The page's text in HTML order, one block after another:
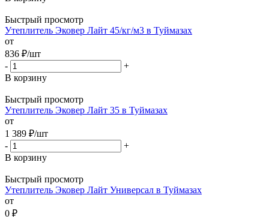
Быстрый просмотр
Утеплитель Эковер Лайт 45/кг/м3 в Туймазах
от
836 ₽/шт
-
+
В корзину
Быстрый просмотр
Утеплитель Эковер Лайт 35 в Туймазах
от
1 389 ₽/шт
-
+
В корзину
Быстрый просмотр
Утеплитель Эковер Лайт Универсал в Туймазах
от
0 ₽